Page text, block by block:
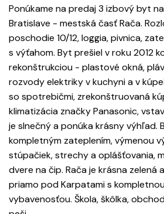
Ponúkame na predaj 3 izbový byt
Bratislave - mestská časť Rača.
poschodie 10/12, loggia, pivnica,
s výťahom. Byt prešiel v roku 2012
rekonštrukciou - plastové okná,
rozvody elektriky v kuchyni a v
so spotrebičmi, zrekonštruovaná
klimatizácia značky Panasonic,
je slnečný a ponúka krásny výhľad.
kompletným zateplením, výmenou
stúpačiek, strechy a oplášťovania,
dvere na čip. Rača je krásna zelená
priamo pod Karpatami s
vybavenosťou. Škola, škôlka,